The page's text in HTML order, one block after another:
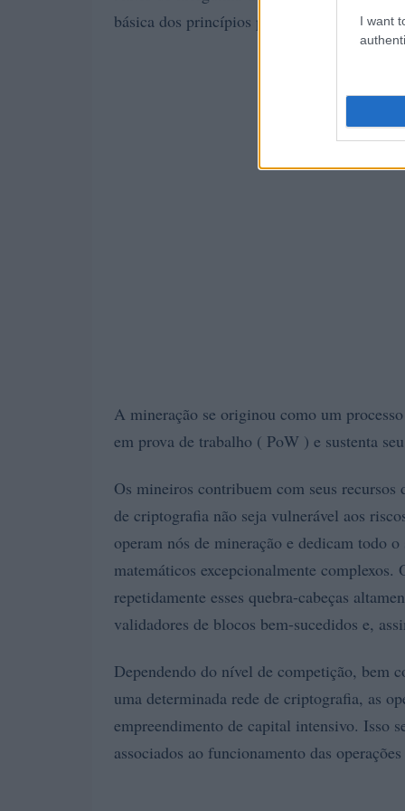
I want
básica dos princípios por trás da
A mineração se originou como um
em prova de trabalho ( PoW ) e sustenta
Os mineiros contribuem com seus
de criptografia não seja vulnerável aos
operam nós de mineração e dedicam todo
matemáticos excepcionalmente
repetidamente esses quebra-cabeças
validadores de blocos bem-sucedidos e,
Dependendo do nível de competição, bem
uma determinada rede de criptografia, as
empreendimento de capital intensivo. Isso
associados ao funcionamento das